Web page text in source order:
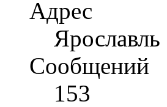
Адрес
Ярославль
Сообщений
153